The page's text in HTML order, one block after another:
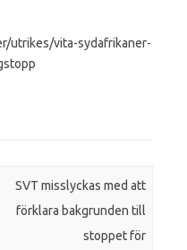
utrikes/vita-sydafrikaner-
SVT misslyckas med att
förklara bakgrunden till
stoppet för